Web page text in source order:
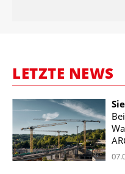
LETZTE NEWS